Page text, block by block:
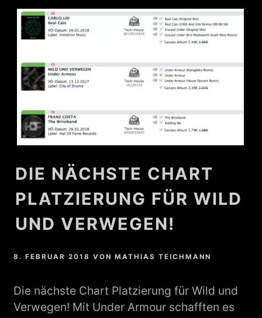
DIE NÄCHSTE CHART
PLATZIERUNG FÜR WILD
UND VERWEGEN!
8. FEBRUAR 2018 VONMATHIAS TEICHMANN
Die nächste Chart Platzierung für Wild und
Verwegen! Mit Under Armour schafften es